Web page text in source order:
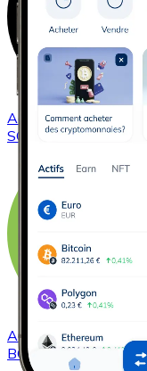
AcheterSolanaavec
SOL
AcheterBitcoin Cash
BCH